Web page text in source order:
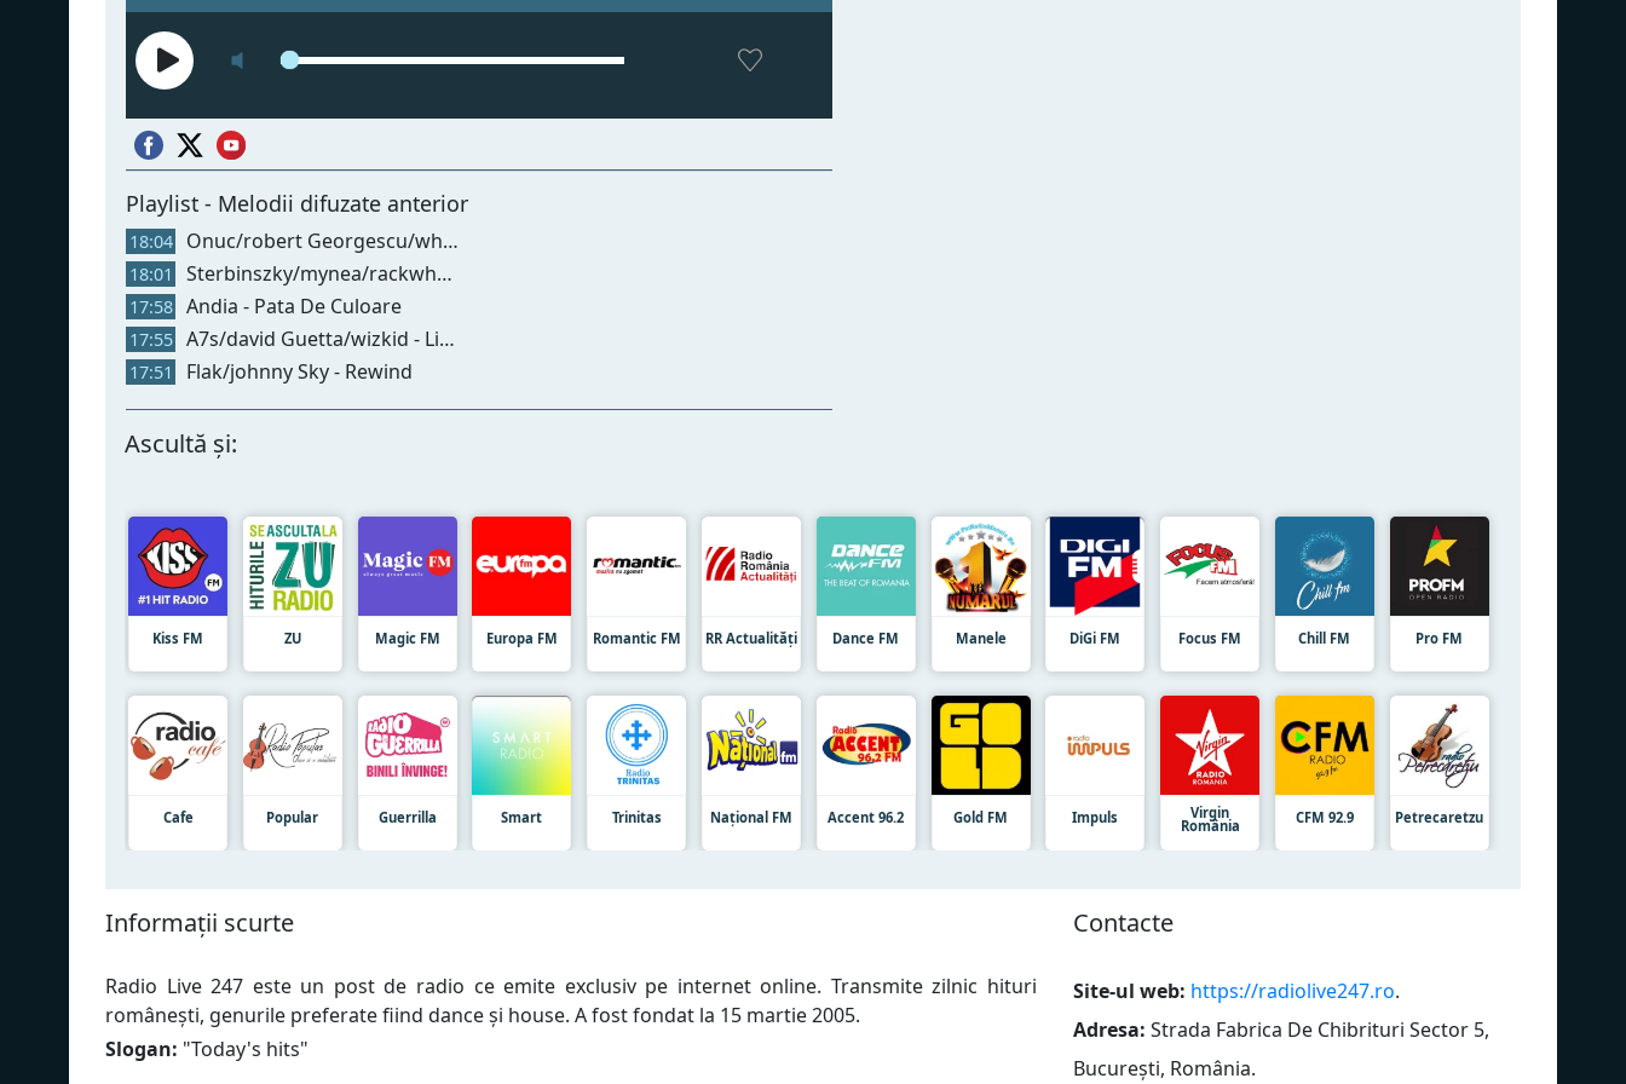
Playlist - Melodii difuzate anterior
18:04 Onuc/robert Georgescu/white - Boadicea (radio Edit)
18:01 Sterbinszky/mynea/rackwheel - Insomnia
17:58 Andia - Pata De Culoare
17:55 A7s/david Guetta/wizkid - Lighter
17:51 Flak/johnny Sky - Rewind
Ascultă și:
Kiss FM ZU Magic FM Europa FM Romantic FM RR Actualități Dance FM Manele DiGi FM Focus FM Chill FM Pro FM
Cafe Popular Guerrilla Smart Trinitas Național FM Accent 96.2 Gold FM Impuls Virgin
România CFM 92.9 Petrecaretzu
Informații scurte
Radio Live 247 este un post de radio ce emite exclusiv pe internet online. Transmite zilnic hituri
românești, genurile preferate fiind dance și house. A fost fondat la 15 martie 2005.
Slogan: "Today's hits"
Сontacte
Site-ul web: https://radiolive247.ro.
Adresa: Strada Fabrica De Chibrituri Sector 5,
București, România.